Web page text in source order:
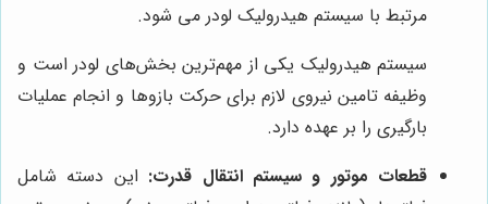
مرتبط با سیستم هیدرولیک لودر می‌ شود.
سیستم هیدرولیک یکی از مهم‌ترین بخش‌های لودر است و
وظیفه تامین نیروی لازم برای حرکت بازوها و انجام عملیات
بارگیری را بر عهده دارد.
قطعات موتور و سیستم انتقال قدرت: این دسته شامل